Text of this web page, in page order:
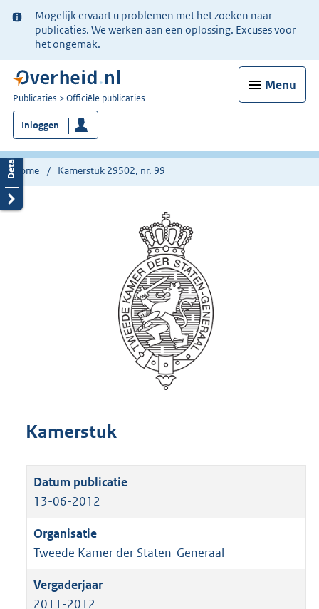
Ter
informatie:
Mogelijk ervaart u problemen met het zoeken naar
publicaties. We werken aan een oplossing. Excuses voor
het ongemak.
Menu
U
bent
nu
hier:
Publicaties Officiële publicaties
Inloggen
Home Kamerstuk 29502, nr. 99
Kamerstuk
13-06-2012
Tweede Kamer der Staten-Generaal
2011-2012